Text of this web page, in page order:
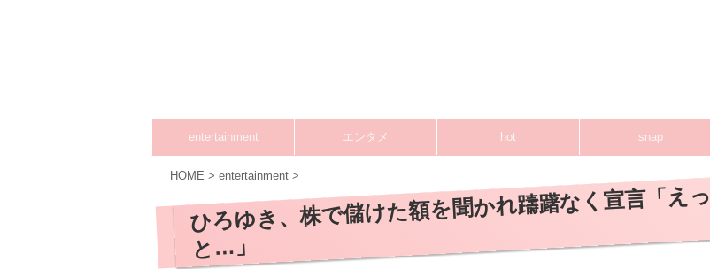
entertainment エンタメ hot snap
HOME > entertainment >
ひろゆき、株で儲けた額を聞かれ躊躇なく宣言「えっ
と…」